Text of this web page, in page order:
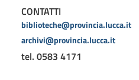
CONTATTI
biblioteche@provincia.lucca.it
archivi@provincia.lucca.it
tel. 0583 4171